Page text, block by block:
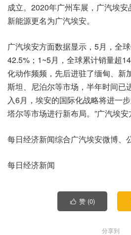
成立。2020年广州车展，广汽埃
新能源更名为广汽埃安。
广汽埃安方面数据显示，5月，全
42.5%；1~5月，全球累计销量超
化动作频频，先后进驻了缅甸、新
斯坦、尼泊尔等市场，半年时间已
入6月，埃安的国际化战略将进一
塔尔等市场进行新布局。”广汽埃安
每日经济新闻综合广汽埃安微博、
每日经济新闻
 赞 (0)
分享到